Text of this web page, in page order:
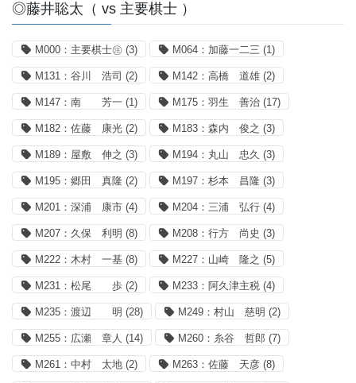
◎藤井聡太（ vs 主要棋士 ）
M000：主要棋士㊟ (3) M064：加藤一二三 (1)
M131：谷川 浩司 (2) M142：高橋 道雄 (2)
M147：南 芳一 (1) M175：羽生 善治 (17)
M182：佐藤 康光 (2) M183：森内 俊之 (3)
M189：屋敷 伸之 (3) M194：丸山 忠久 (3)
M195：郷田 真隆 (2) M197：杉本 昌隆 (3)
M201：深浦 康市 (4) M204：三浦 弘行 (4)
M207：久保 利明 (8) M208：行方 尚史 (3)
M222：木村 一基 (8) M227：山崎 隆之 (5)
M231：松尾 歩 (2) M233：阿久津主税 (4)
M235：渡辺 明 (28) M249：村山 慈明 (2)
M255：広瀬 章人 (14) M260：糸谷 哲郎 (7)
M261：中村 太地 (2) M263：佐藤 天彦 (8)